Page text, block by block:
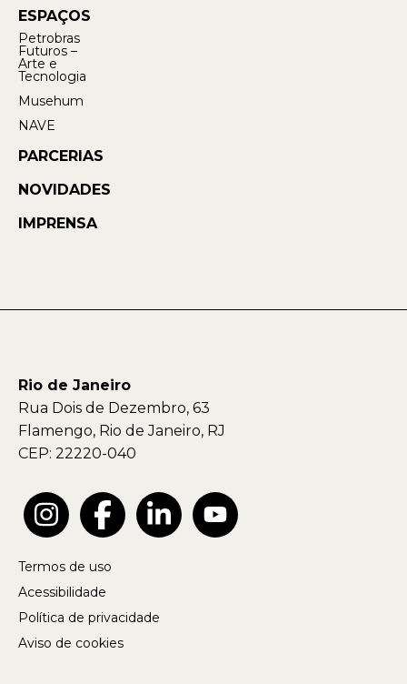
ESPAÇOS
Petrobras
Futuros –
Arte e
Tecnologia
Musehum
NAVE
PARCERIAS
NOVIDADES
IMPRENSA
Rio de Janeiro
Rua Dois de Dezembro, 63
Flamengo, Rio de Janeiro, RJ
CEP: 22220-040
Termos de uso
Acessibilidade
Política de privacidade
Aviso de cookies